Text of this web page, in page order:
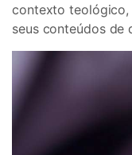
contexto teológico,
seus conteúdos de